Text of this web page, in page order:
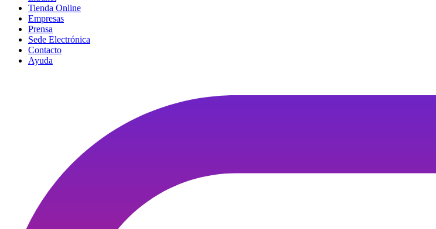
Tienda Online
Empresas
Prensa
Sede Electrónica
Contacto
Ayuda